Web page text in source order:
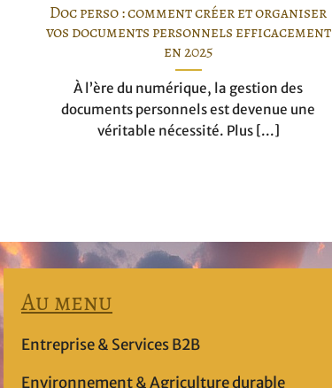
Doc perso : comment créer et organiser
vos documents personnels efficacement
en 2025
À l’ère du numérique, la gestion des
documents personnels est devenue une
véritable nécessité. Plus [...]
Au menu
Entreprise & Services B2B
Environnement & Agriculture durable